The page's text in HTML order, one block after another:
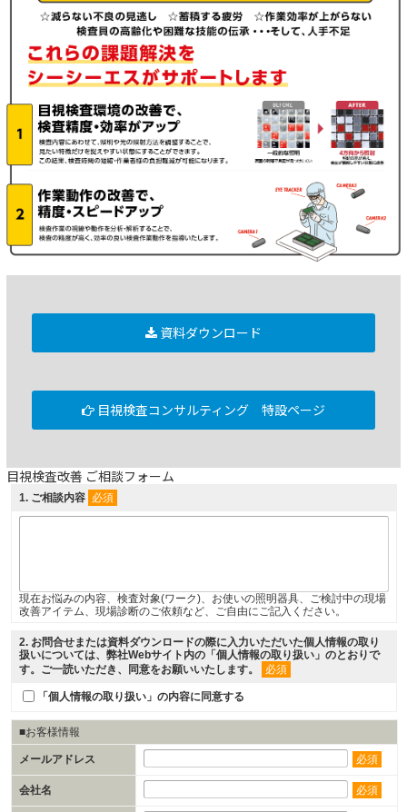
資料ダウンロード
目視検査コンサルティング 特設ページ
目視検査改善 ご相談フォーム
1. ご相談内容 必須
現在お悩みの内容、検査対象(ワーク)、お使いの照明器具、ご検討中の現場
改善アイテム、現場診断のご依頼など、ご自由にご記入ください。
2. お問合せまたは資料ダウンロードの際に入力いただいた個人情報の取り
扱いについては、弊社Webサイト内の「個人情報の取り扱い」のとおりで
す。ご一読いただき、同意をお願いいたします。
必須
「個人情報の取り扱い」の内容に同意する
■お客様情報
メールアドレス 必須
会社名 必須